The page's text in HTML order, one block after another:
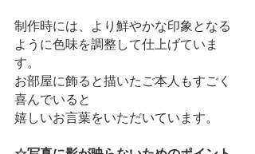
制作時には、より鮮やかな印象となる
ように色味を調整して仕上げていま
す。
お部屋に飾ると描いたご本人もすごく
喜んでいると
嬉しいお言葉をいただいています。